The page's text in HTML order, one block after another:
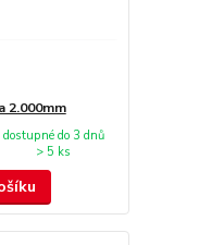
2.000mm
dostupné do 3 dnů
> 5 ks